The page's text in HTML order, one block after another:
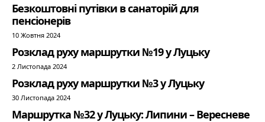
Безкоштовні путівки в санаторій для
пенсіонерів
10 Жовтня 2024
Розклад руху маршрутки №19 у Луцьку
2 Листопада 2024
Розклад руху маршрутки №3 у Луцьку
30 Листопада 2024
Маршрутка №32 у Луцьку: Липини – Вересневе